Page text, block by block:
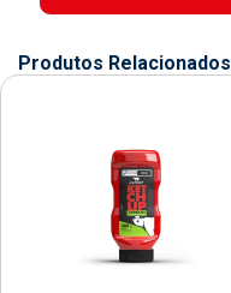
Produtos Relacionados